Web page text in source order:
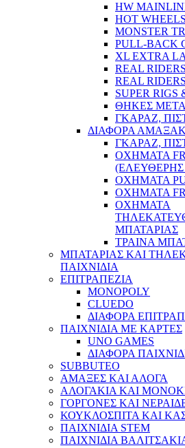
HW
HOT
MONSTER
PULL-BACK
XL EXTRA
REAL
REAL
SUPER RIGS
ΘΗΚΕΣ
ΓΚΑΡΑΖ,
ΔΙΑΦΟΡΑ
ΓΚΑΡΑΖ,
ΟΧΗΜΑΤΑ
ΟΧΗΜΑΤΑ
ΟΧΗΜΑΤΑ
ΟΧΗΜΑΤΑ
ΜΠΑΤΑΡΙΑΣ
ΤΡΑΙΝΑ
ΜΠΑΤΑΡΙΑΣ ΚΑΙ
ΠΑΙΧΝΙΔΙΑ
ΕΠΙΤΡΑΠΕΖΙΑ
MONOPOLY
CLUEDO
ΔΙΑΦΟΡΑ
ΠΑΙΧΝΙΔΙΑ ΜΕ ΚΑΡΤΕΣ
UNO GAMES
ΔΙΑΦΟΡΑ
SUBBUTEO
ΑΜΑΞΕΣ ΚΑΙ ΑΛΟΓΑ
ΑΛΟΓΑΚΙΑ ΚΑΙ
ΓΟΡΓΟΝΕΣ ΚΑΙ
ΚΟΥΚΛΟΣΠΙΤΑ ΚΑΙ
ΠΑΙΧΝΙΔΙΑ STEM
ΠΑΙΧΝΙΔΙΑ